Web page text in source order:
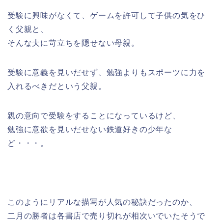
受験に興味がなくて、ゲームを許可して子供の気をひ
く父親と、
そんな夫に苛立ちを隠せない母親。
受験に意義を見いだせず、勉強よりもスポーツに力を
入れるべきだという父親。
親の意向で受験をすることになっているけど、
勉強に意欲を見いだせない鉄道好きの少年な
ど・・・。
このようにリアルな描写が人気の秘訣だったのか、
二月の勝者は各書店で売り切れが相次いでいたそうで